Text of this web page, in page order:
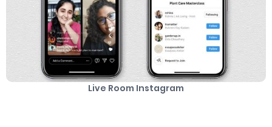
Cara Menghubungi CS Lalamove dan Jam Operasionalnya
Cara Mengatasi Aplikasi Gojek Mengalami Gangguan
Saturday, 8 August
Live Room Instagram